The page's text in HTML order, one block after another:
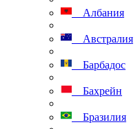
Албания
Австралия
Барбадос
Бахрейн
Бразилия